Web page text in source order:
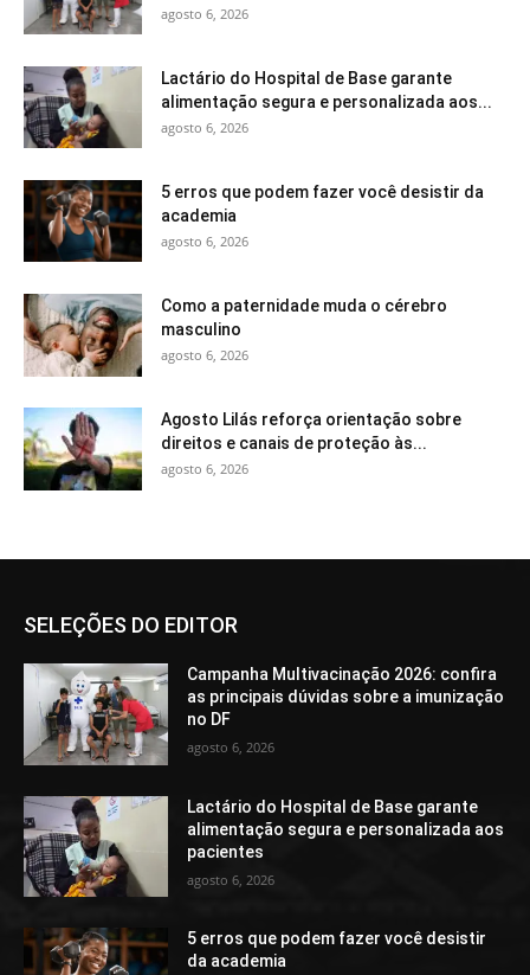
agosto 6, 2026
Lactário do Hospital de Base garante
alimentação segura e personalizada aos...
agosto 6, 2026
5 erros que podem fazer você desistir da
academia
agosto 6, 2026
Como a paternidade muda o cérebro
masculino
agosto 6, 2026
Agosto Lilás reforça orientação sobre
direitos e canais de proteção às...
agosto 6, 2026
SELEÇÕES DO EDITOR
Campanha Multivacinação 2026: confira
as principais dúvidas sobre a imunização
no DF
agosto 6, 2026
Lactário do Hospital de Base garante
alimentação segura e personalizada aos
pacientes
agosto 6, 2026
5 erros que podem fazer você desistir
da academia